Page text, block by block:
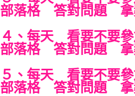
部落格 答對問題 拿
４、每天 看要不要
部落格 答對問題 拿
５、每天 看要不要
部落格 答對問題 拿